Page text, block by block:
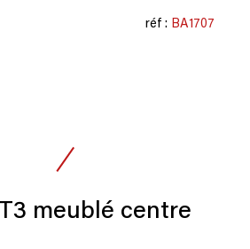
réf : BA1707
meublé centre